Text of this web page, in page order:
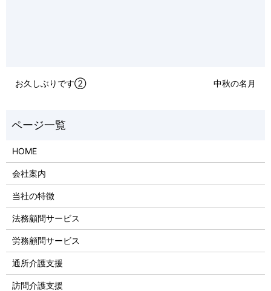
お久しぶりです② 中秋の名月
HOME
会社案内
当社の特徴
法務顧問サービス
労務顧問サービス
通所介護支援
訪問介護支援